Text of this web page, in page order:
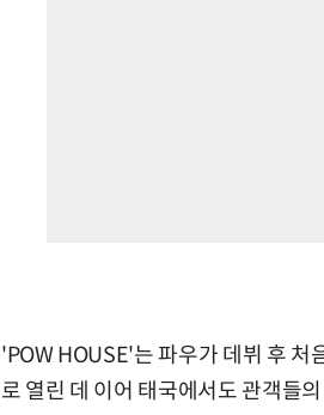
'POW HOUSE'는 파우가 데뷔 후 처
로 열린 데 이어 태국에서도 관객들